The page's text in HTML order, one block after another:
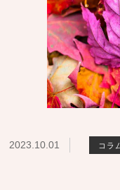
2023.10.01 コラ